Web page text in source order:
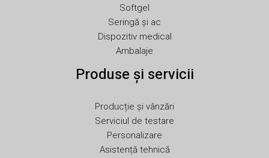
Softgel
Seringă și ac
Dispozitiv medical
Ambalaje
Produse și servicii
Producție și vânzări
Serviciul de testare
Personalizare
Asistență tehnică